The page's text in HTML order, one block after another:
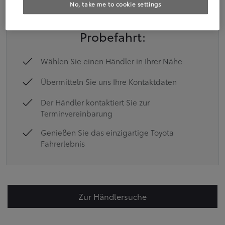
Probefahrt:
Wählen Sie einen Händler in Ihrer Nähe
Übermitteln Sie uns Ihre Kontaktdaten
Der Händler kontaktiert Sie zur
Terminvereinbarung
Genießen Sie das einzigartige Toyota
Fahrerlebnis
Zur Händlersuche
No, take me to cookie settings